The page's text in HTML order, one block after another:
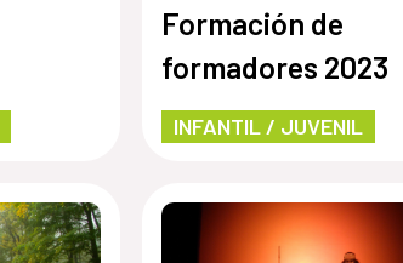
Formación de
formadores 2023
INFANTIL / JUVENIL